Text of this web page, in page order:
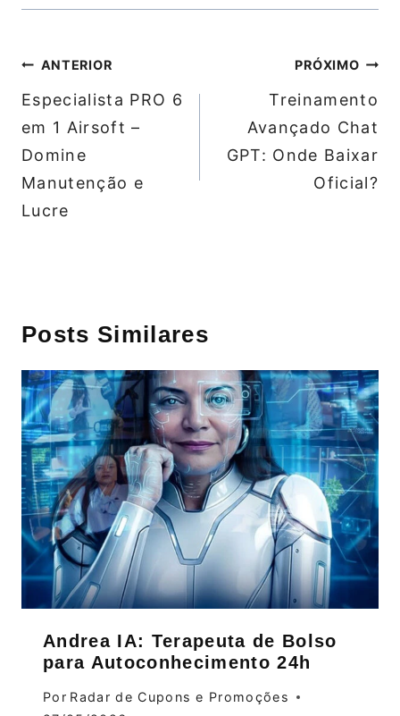
Navegação
de
Post
ANTERIOR
Especialista PRO 6
em 1 Airsoft –
Domine
Manutenção e
Lucre
PRÓXIMO
Treinamento
Avançado Chat
GPT: Onde Baixar
Oficial?
Posts Similares
Andrea IA: Terapeuta de Bolso
para Autoconhecimento 24h
Por Radar de Cupons e Promoções